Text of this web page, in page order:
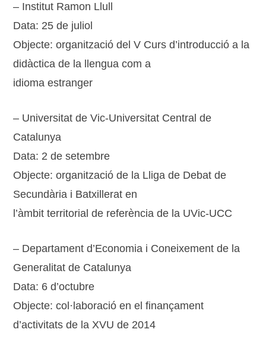
– Institut Ramon Llull
Data: 25 de juliol
Objecte: organització del V Curs d’introducció a la
didàctica de la llengua com a
idioma estranger
– Universitat de Vic-Universitat Central de
Catalunya
Data: 2 de setembre
Objecte: organització de la Lliga de Debat de
Secundària i Batxillerat en
l’àmbit territorial de referència de la UVic-UCC
– Departament d’Economia i Coneixement de la
Generalitat de Catalunya
Data: 6 d’octubre
Objecte: col·laboració en el finançament
d’activitats de la XVU de 2014